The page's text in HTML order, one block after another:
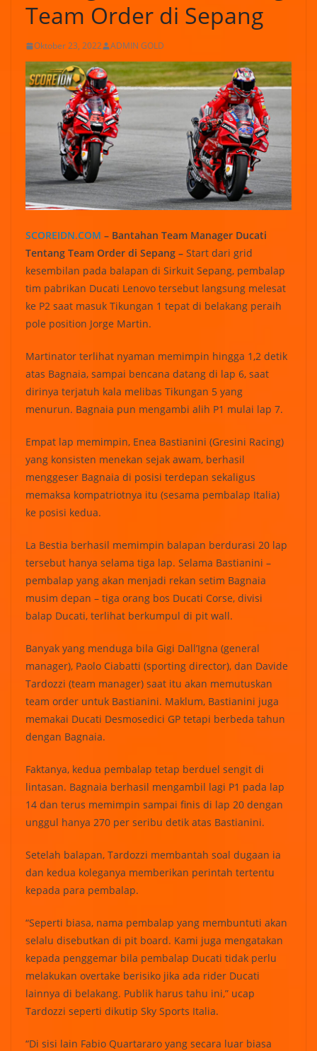
Team Order di Sepang
Oktober 23, 2022 ADMIN GOLD
SCOREIDN.COM – Bantahan Team Manager Ducati
Tentang Team Order di Sepang – Start dari grid
kesembilan pada balapan di Sirkuit Sepang, pembalap
tim pabrikan Ducati Lenovo tersebut langsung melesat
ke P2 saat masuk Tikungan 1 tepat di belakang peraih
pole position Jorge Martin.
Martinator terlihat nyaman memimpin hingga 1,2 detik
atas Bagnaia, sampai bencana datang di lap 6, saat
dirinya terjatuh kala melibas Tikungan 5 yang
menurun. Bagnaia pun mengambi alih P1 mulai lap 7.
Empat lap memimpin, Enea Bastianini (Gresini Racing)
yang konsisten menekan sejak awam, berhasil
menggeser Bagnaia di posisi terdepan sekaligus
memaksa kompatriotnya itu (sesama pembalap Italia)
ke posisi kedua.
La Bestia berhasil memimpin balapan berdurasi 20 lap
tersebut hanya selama tiga lap. Selama Bastianini –
pembalap yang akan menjadi rekan setim Bagnaia
musim depan – tiga orang bos Ducati Corse, divisi
balap Ducati, terlihat berkumpul di pit wall.
Banyak yang menduga bila Gigi Dall’Igna (general
manager), Paolo Ciabatti (sporting director), dan Davide
Tardozzi (team manager) saat itu akan memutuskan
team order untuk Bastianini. Maklum, Bastianini juga
memakai Ducati Desmosedici GP tetapi berbeda tahun
dengan Bagnaia.
Faktanya, kedua pembalap tetap berduel sengit di
lintasan. Bagnaia berhasil mengambil lagi P1 pada lap
14 dan terus memimpin sampai finis di lap 20 dengan
unggul hanya 270 per seribu detik atas Bastianini.
Setelah balapan, Tardozzi membantah soal dugaan ia
dan kedua koleganya memberikan perintah tertentu
kepada para pembalap.
“Seperti biasa, nama pembalap yang membuntuti akan
selalu disebutkan di pit board. Kami juga mengatakan
kepada penggemar bila pembalap Ducati tidak perlu
melakukan overtake berisiko jika ada rider Ducati
lainnya di belakang. Publik harus tahu ini,” ucap
Tardozzi seperti dikutip Sky Sports Italia.
“Di sisi lain Fabio Quartararo yang secara luar biasa